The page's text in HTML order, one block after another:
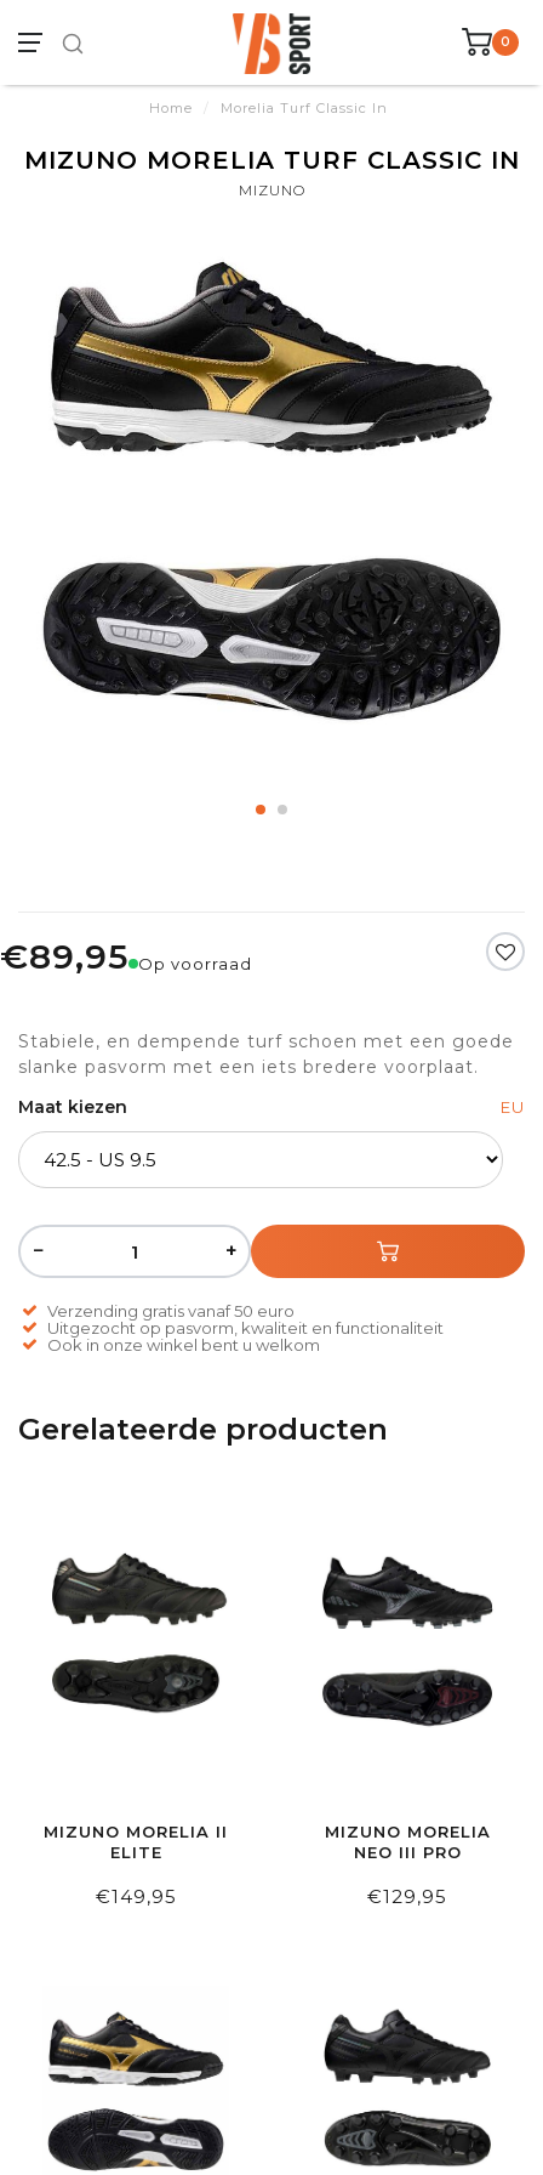
0
Home / Morelia Turf Classic In
MIZUNO MORELIA TURF CLASSIC IN
MIZUNO
€89,95 Op voorraad
Stabiele, en dempende turf schoen met een goede
slanke pasvorm met een iets bredere voorplaat.
Maat kiezen
EU
− +
Verzending gratis vanaf 50 euro
Uitgezocht op pasvorm, kwaliteit en functionaliteit
Ook in onze winkel bent u welkom
Gerelateerde producten
MIZUNO MORELIA II
ELITE
€149,95
MIZUNO MORELIA
NEO III PRO
€129,95